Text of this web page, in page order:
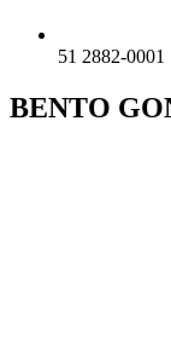
51 2882-0001
BENTO